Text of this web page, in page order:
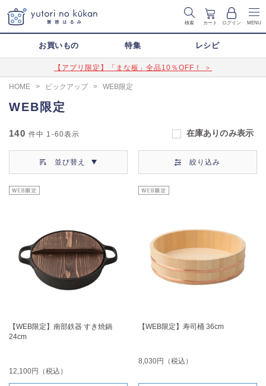
検索 カート ログイン MENU
お買いもの 特集 レシピ
【アプリ限定】「まな板」全品10％OFF！ ＞
HOME > ピックアップ > WEB限定
WEB限定
140 件中 1-60表示 在庫ありのみ表示
並び替え 絞り込み
【WEB限定】南部鉄器 すき焼鍋
24cm
12,100円（税込）
【WEB限定】寿司桶 36cm
8,030円（税込）